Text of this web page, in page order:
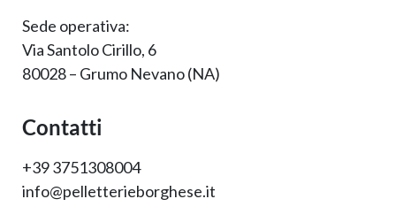
Sede operativa:
Via Santolo Cirillo, 6
80028 – Grumo Nevano (NA)
Contatti
+39 3751308004
info@pelletterieborghese.it